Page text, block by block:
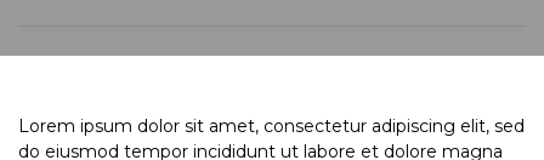
Lorem ipsum dolor sit amet, consectetur adipiscing elit, sed
do eiusmod tempor incididunt ut labore et dolore magna